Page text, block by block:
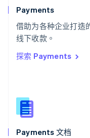
Payments
借助为各种企业打造
线下收款。
探索 Payments
Payments 文档
泰国
ไทยEnglish
希腊
English
西班牙
新西兰
English
匈牙利
English